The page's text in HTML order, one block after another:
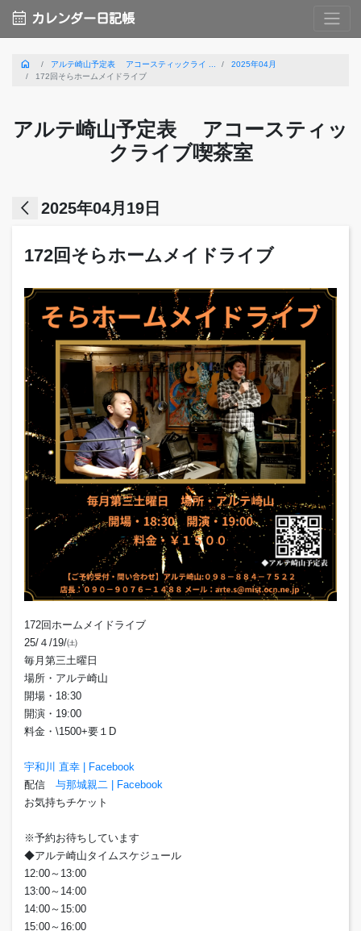
calendar_month カレンダー日記帳
home アルテ崎山予定表 アコースティックライ ...
2025年04月
172回そらホームメイドライブ
アルテ崎山予定表 アコースティッ
クライブ喫茶室
arrow_back_ios 2025年04月19日
172回そらホームメイドライブ
172回ホームメイドライブ
25/４/19/㈯
毎月第三土曜日
場所・アルテ崎山
開場・18:30
開演・19:00
料金・\1500+要１D
宇和川 直幸 | Facebook
配信 与那城親二 | Facebook
お気持ちチケット
※予約お待ちしています
◆アルテ崎山タイムスケジュール
12:00～13:00
13:00～14:00
14:00～15:00
15:00～16:00